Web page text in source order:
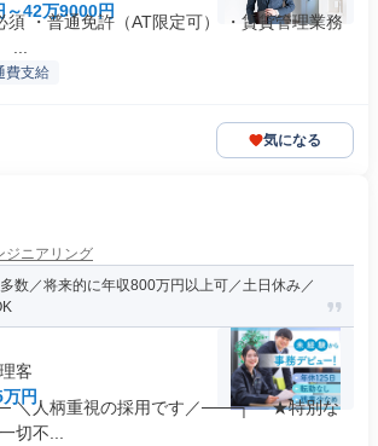
～42万9000円
・普通免許（AT限定可） ・賃貸管理業務
...
費支給
気になる
ジニアリング
数／将来的に年収800万円以上可／土日休み／
客
円
＼人柄重視の採用です／───┐ ★特別な
切不...